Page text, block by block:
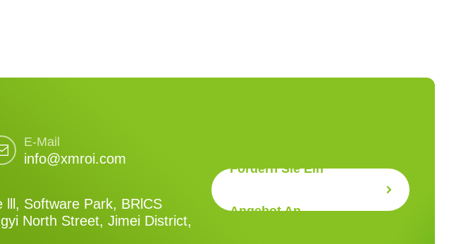
E-Mail
info@xmroi.com
lll, Software Park, BRlCS
North Street, Jimei District,
Fordern Sie Ein
Angebot An